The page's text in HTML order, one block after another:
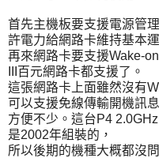
首先主機板要支援電源管
許電力給網路卡維持基本運
再來網路卡要支援Wake-
III百元網路卡都支援了。
這張網路卡上面雖然沒有
可以支援免線傳輸開機訊息
方便不少。這台P4
是2002年組裝的，
所以後期的機種大概都沒